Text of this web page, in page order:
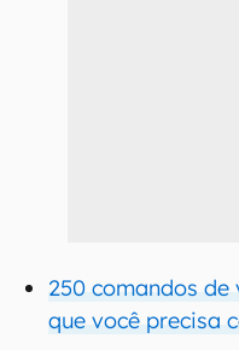
250 comandos de
que você precisa